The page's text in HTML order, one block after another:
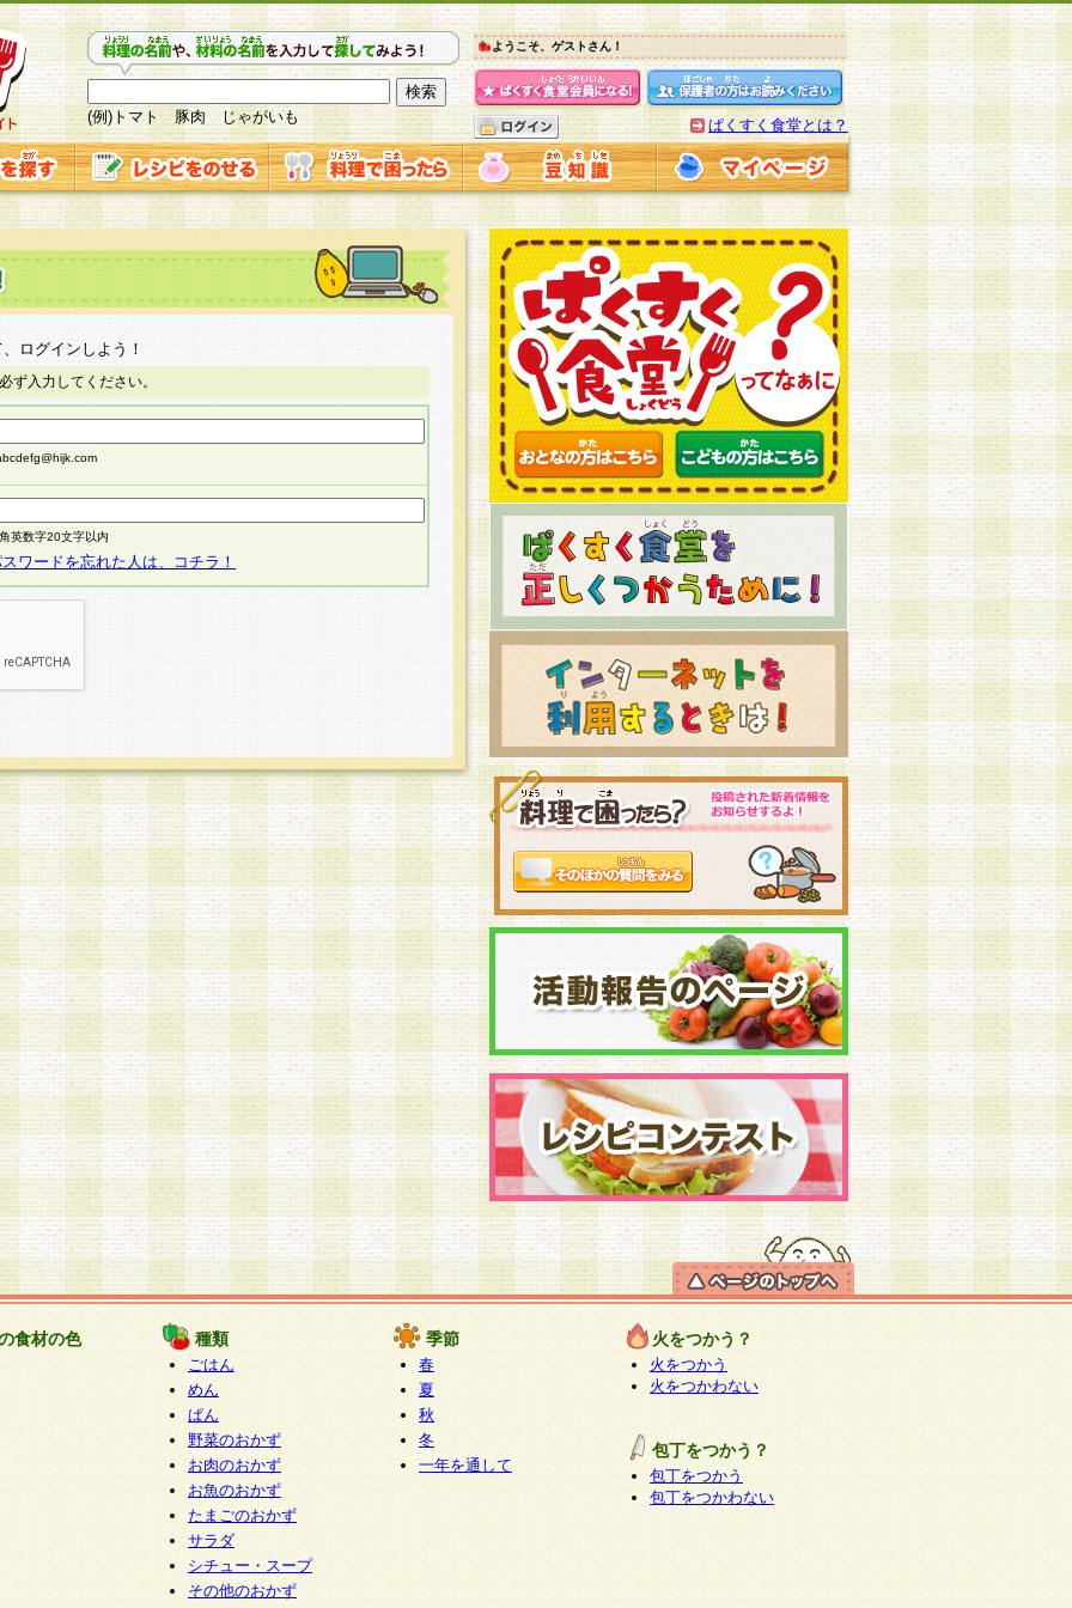
(例)トマト 豚肉 じゃがいも
ようこそ、ゲストさん！
ぱくすく食堂とは？
ログインしよう！
ず入力してください。
英数字20文字以内
ワードを忘れた人は、コチラ！
食材の色 種類
ごはん
めん
ぱん
野菜のおかず
お肉のおかず
お魚のおかず
たまごのおかず
サラダ
シチュー・スープ
その他のおかず
季節
春
夏
秋
冬
一年を通して
火をつかう？
火をつかう
火をつかわない
包丁をつかう？
包丁をつかう
包丁をつかわない